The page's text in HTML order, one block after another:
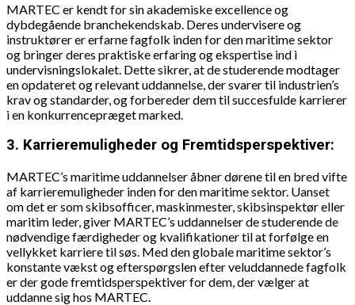
MARTEC er kendt for sin akademiske excellence og
dybdegående branchekendskab. Deres undervisere og
instruktører er erfarne fagfolk inden for den maritime sektor
og bringer deres praktiske erfaring og ekspertise ind i
undervisningslokalet. Dette sikrer, at de studerende modtager
en opdateret og relevant uddannelse, der svarer til industrien’s
krav og standarder, og forbereder dem til succesfulde karrierer
i en konkurrencepræget marked.
3. Karrieremuligheder og Fremtidsperspektiver:
MARTEC’s maritime uddannelser åbner dørene til en bred vifte
af karrieremuligheder inden for den maritime sektor. Uanset
om det er som skibsofficer, maskinmester, skibsinspektør eller
maritim leder, giver MARTEC’s uddannelser de studerende de
nødvendige færdigheder og kvalifikationer til at forfølge en
vellykket karriere til søs. Med den globale maritime sektor’s
konstante vækst og efterspørgslen efter veluddannede fagfolk
er der gode fremtidsperspektiver for dem, der vælger at
uddanne sig hos MARTEC.